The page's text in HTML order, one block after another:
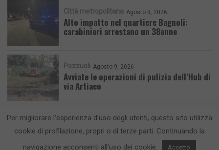
Città metropolitana Agosto 9, 2026
Alto impatto nel quartiere Bagnoli:
carabinieri arrestano un 38enne
Pozzuoli Agosto 9, 2026
Avviate le operazioni di pulizia dell’Hub di
via Artiaco
Per migliorare l'esperienza d'uso degli utenti, questo sito utilizza
cookie di profilazione, propri o di terze parti. Continuando la
navigazione acconsenti all'uso dei cookie.
Accetto